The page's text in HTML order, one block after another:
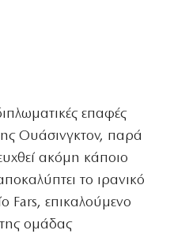
επαφές
Ουάσινγκτον, παρά
ακόμη κάποιο
το ιρανικό
Fars, επικαλούμενο
ομάδας